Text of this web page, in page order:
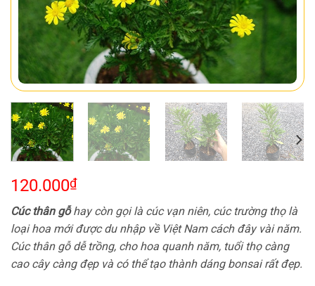
120.000₫
Cúc thân gỗhay còn gọi là cúc vạn niên, cúc trường thọ là
loại hoa mới được du nhập về Việt Nam cách đây vài năm.
Cúc thân gỗ dễ trồng, cho hoa quanh năm, tuổi thọ càng
cao cây càng đẹp và có thể tạo thành dáng bonsai rất đẹp.